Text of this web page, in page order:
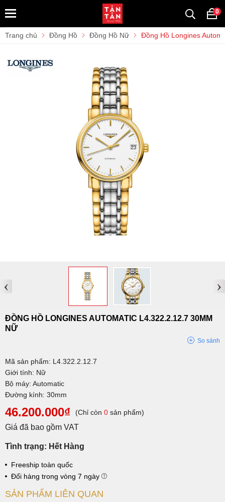
0
Trang chủ Đồng Hồ Đồng Hồ Nữ Đồng Hồ Longines
‹ ›
ĐỒNG HỒ LONGINES AUTOMATIC L4.322.2.12.7 30MM
NỮ
So sánh
Mã sản phẩm: L4.322.2.12.7
Giới tính: Nữ
Bộ máy: Automatic
Đường kính: 30mm
46.200.000₫ (Chỉ còn 0 sản phẩm)
Giá đã bao gồm VAT
Tình trạng: Hết Hàng
Freeship toàn quốc
Đổi hàng trong vòng 7 ngày
SẢN PHẨM LIÊN QUAN